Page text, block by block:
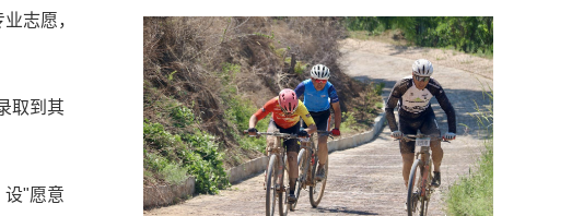
志愿，
取到其
设"愿意